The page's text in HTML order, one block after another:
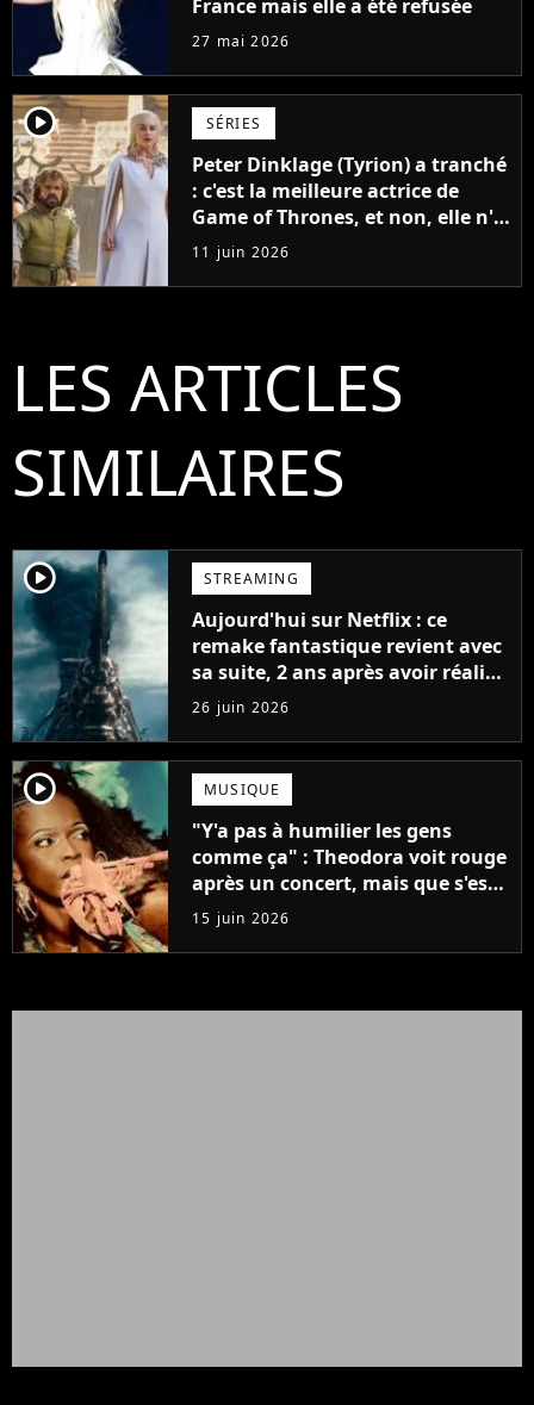
France mais elle a été refusée
27 mai 2026
player2 SÉRIES
Peter Dinklage (Tyrion) a tranché
: c'est la meilleure actrice de
Game of Thrones, et non, elle n'a
pas joué Daenerys
11 juin 2026
LES ARTICLES
SIMILAIRES
player2 STREAMING
Aujourd'hui sur Netflix : ce
remake fantastique revient avec
sa suite, 2 ans après avoir réalisé
60 millions de vues et régné 6
semaines dans le Top 10
26 juin 2026
player2 MUSIQUE
"Y'a pas à humilier les gens
comme ça" : Theodora voit rouge
après un concert, mais que s'est-
il passé ?
15 juin 2026